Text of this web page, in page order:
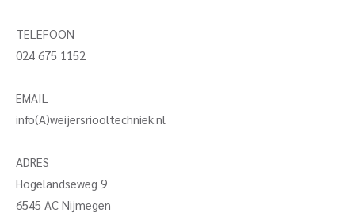
TELEFOON
024 675 1152
EMAIL
info(A)weijersriooltechniek.nl
ADRES
Hogelandseweg 9
6545 AC Nijmegen